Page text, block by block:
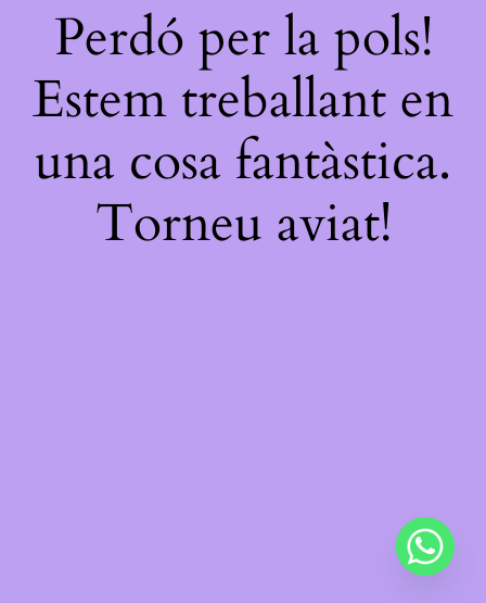
Perdó per la pols!
Estem treballant en
una cosa fantàstica.
Torneu aviat!